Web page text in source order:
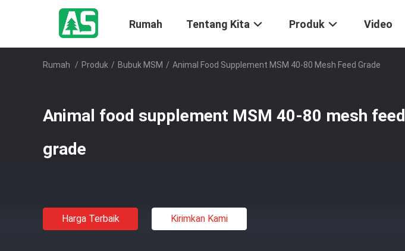
Rumah Tentang Kita Produk Video
Rumah / Produk / Bubuk MSM / Animal Food Supplement MSM 40-80 Mesh Feed Grade
Animal food supplement MSM 40-80 mesh feed
grade
Harga Terbaik Kirimkan Kami